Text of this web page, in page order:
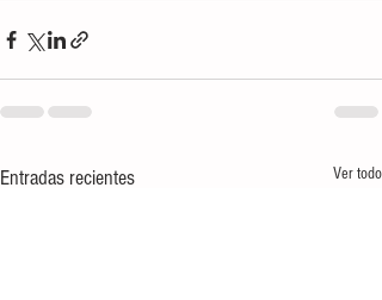
Entradas recientes Ver todo